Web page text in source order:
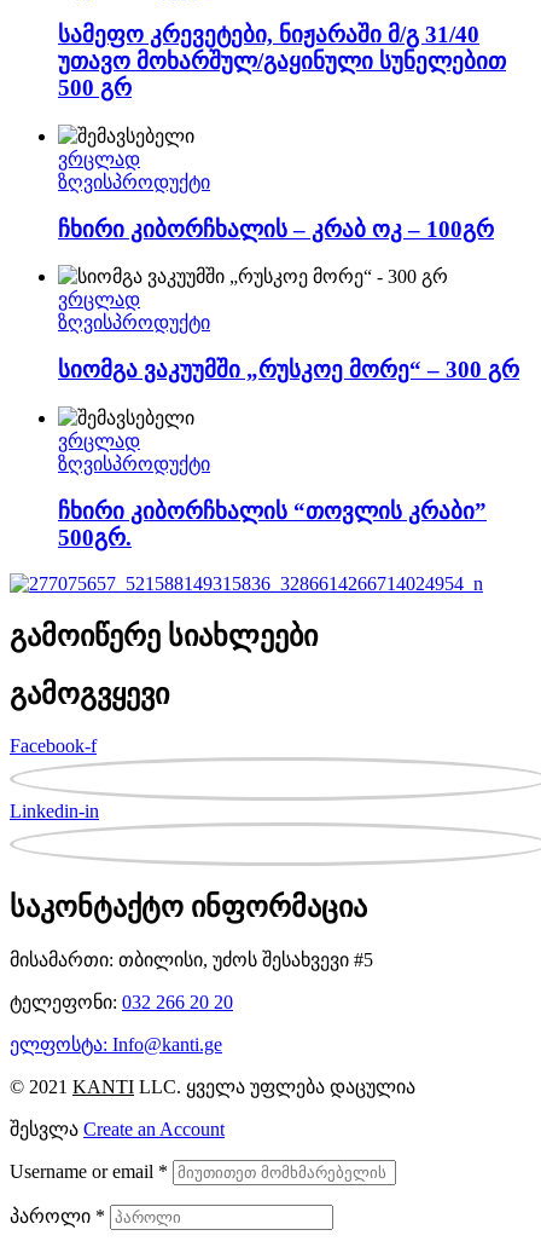
სამეფო კრევეტები, ნიჟარაში მ/გ 31/40
უთავო მოხარშულ/გაყინული სუნელებით
500 გრ
ვრცლად
ზღვისპროდუქტი
ჩხირი კიბორჩხალის – კრაბ ოკ – 100გრ
ვრცლად
ზღვისპროდუქტი
სიომგა ვაკუუმში „რუსკოე მორე“ – 300 გრ
ვრცლად
ზღვისპროდუქტი
ჩხირი კიბორჩხალის “თოვლის კრაბი”
500გრ.
გამოიწერე სიახლეები
გამოგვყევი
Facebook-f
Linkedin-in
საკონტაქტო ინფორმაცია
მისამართი: თბილისი, უძოს შესახვევი #5
ტელეფონი: 032 266 20 20
ელფოსტა: Info@kanti.ge
© 2021 KANTI LLC. ყველა უფლება დაცულია
შესვლა Create an Account
Username or email *
პაროლი *